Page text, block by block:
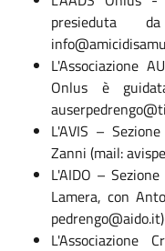
presieduta
L'Associazione
Onlus è
L'AVIS –
Zanni (mail:
L'AIDO –
Lamera, con
pedrengo@aido.it
L'Associazione